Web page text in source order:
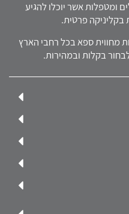
ומטפלות אשר יוכלו להגיע
בקליניקה פרטית.
אתכם להנות מחווית ספא בכל רחבי הארץ
בקלות ובמהירות.